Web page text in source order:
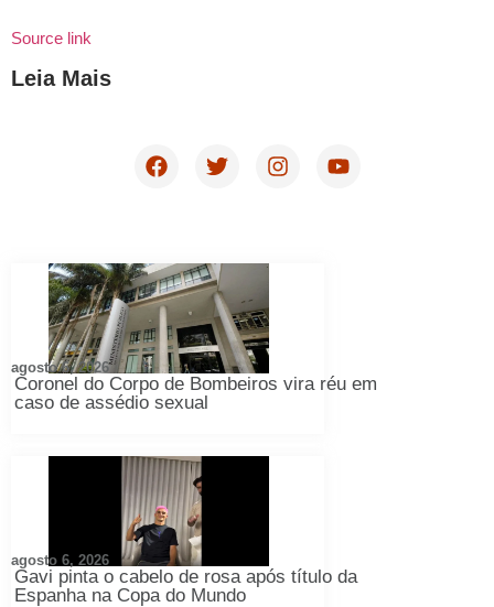
Source link
Leia Mais
Coronel do Corpo de Bombeiros vira réu em
caso de assédio sexual
agosto 6, 2026
Gavi pinta o cabelo de rosa após título da
Espanha na Copa do Mundo
agosto 6, 2026